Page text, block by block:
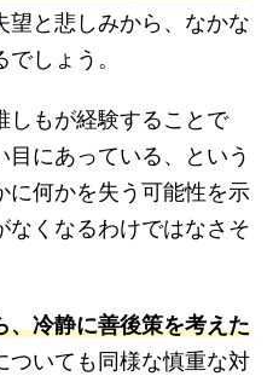
望と悲しみから、なかな
しょう。
もが経験することで
にあっている、という
に何かを失う可能性を示
なくなるわけではなさそ
、冷静に善後策を考えた
ついても同様な慎重な対